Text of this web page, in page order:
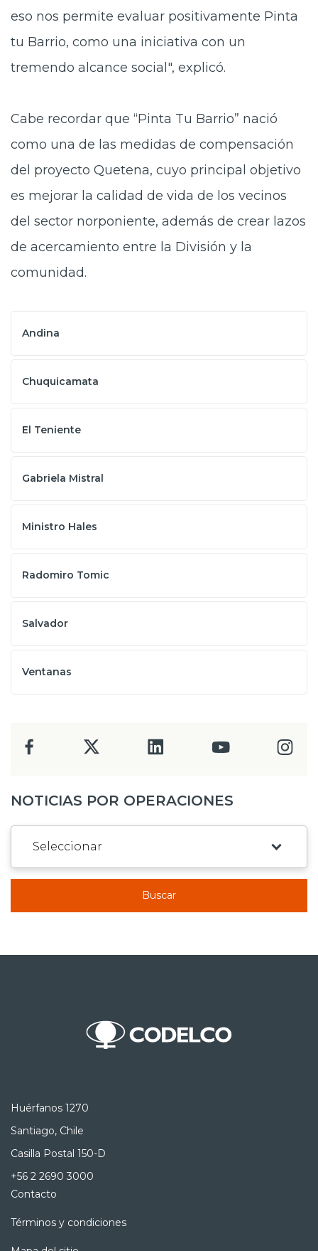
eso nos permite evaluar positivamente Pinta
tu Barrio, como una iniciativa con un
tremendo alcance social", explicó.
Cabe recordar que “Pinta Tu Barrio” nació
como una de las medidas de compensación
del proyecto Quetena, cuyo principal objetivo
es mejorar la calidad de vida de los vecinos
del sector norponiente, además de crear lazos
de acercamiento entre la División y la
comunidad.
Andina
Chuquicamata
El Teniente
Gabriela Mistral
Ministro Hales
Radomiro Tomic
Salvador
Ventanas
NOTICIAS POR OPERACIONES
Buscar
Huérfanos 1270
Santiago, Chile
Casilla Postal 150-D
+56 2 2690 3000
Contacto
Términos y condiciones